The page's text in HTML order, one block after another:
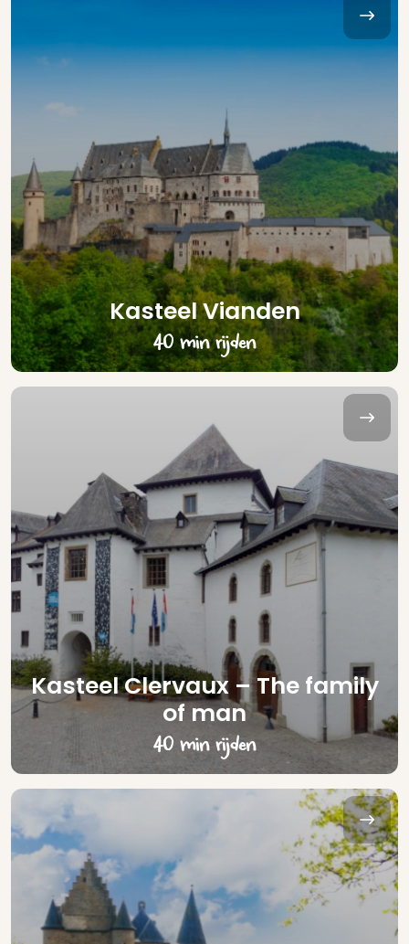
Kasteel Vianden
40 min rijden
Kasteel Clervaux – The family
of man
40 min rijden